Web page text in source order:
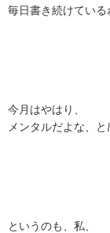
毎日書き続けている
今月はやはり、
メンタルだよな、と
というのも、私、